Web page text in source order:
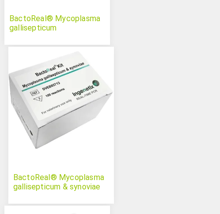
BactoReal® Mycoplasma
gallisepticum
BactoReal® Mycoplasma
gallisepticum & synoviae